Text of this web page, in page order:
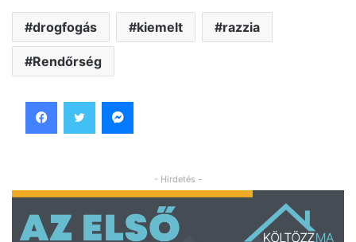
drogfogás kiemelt razzia
Rendőrség
- Hirdetés -